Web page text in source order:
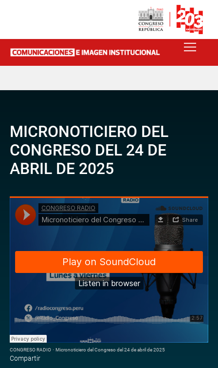
MICRONOTICIERO DEL
CONGRESO DEL 24 DE
ABRIL DE 2025
CONGRESO RADIO · Micronoticiero del Congreso del 24 de abril de 2025
Compartir